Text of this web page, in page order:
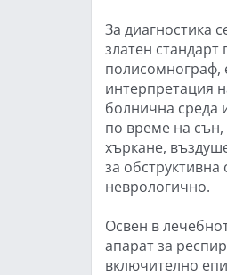
За диагностика
златен
полисомнограф,
интерпретация
болнична среда
по време на сън,
хъркане,
за
неврологично.
Освен в
апарат за
включително